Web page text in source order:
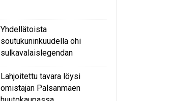
Yhdellätoista
soutukuninkuudella ohi
sulkavalaislegendan
Lahjoitettu tavara löysi
omistajan Palsanmäen